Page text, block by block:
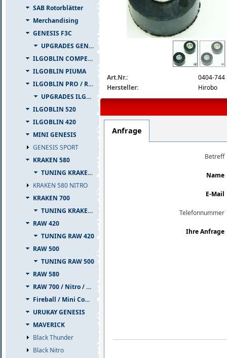
SAB Rotorblätter
Merchandising
GENESIS F3C
UPGRADES GENESIS F3C
ILGOBLIN COMPETIZIONE
ILGOBLIN PIUMA
ILGOBLIN PRO / RAW 700
UPGRADES ILGOBLIN PRO / RAW 700
ILGOBLIN 520
ILGOBLIN 420
MINI GENESIS
GENESIS SPORT
KRAKEN 580
TUNING KRAKEN 580
KRAKEN 580 NITRO
KRAKEN 700
TUNING KRAKEN 700
RAW 420
TUNING RAW 420
RAW 500
TUNING RAW 500
RAW 580
RAW 700 / Nitro / PIUMA
Fireball / Mini Comet
URUKAY GENESIS
MAVERICK
Black Thunder
Black Nitro
Art.Nr.:
0404-744
Hersteller:
Hirobo
Anfrage
Betreff
Name
E-Mail
Telefonnummer
Ihre Anfrage